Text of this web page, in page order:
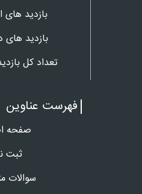
بازدید های
بازدید های
تعداد کل
فهرست عناوین
صفحه
ثبت
سوالات